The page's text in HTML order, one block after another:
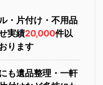
・片付け・不用品
実績20,000件以
ります
も遺品整理・一軒